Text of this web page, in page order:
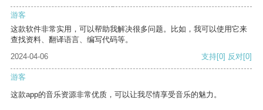
游客
这款软件非常实用，可以帮助我解决很多问题。比如，我可以使用它来
查找资料、翻译语言、编写代码等。
2024-04-06
支持[0] 反对[0]
游客
这款app的音乐资源非常优质，可以让我尽情享受音乐的魅力。